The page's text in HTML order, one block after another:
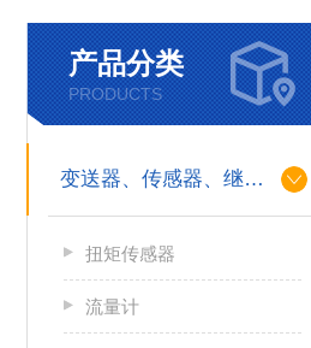
产品分类
PRODUCTS
变送器、传感器、继电器
扭矩传感器
流量计